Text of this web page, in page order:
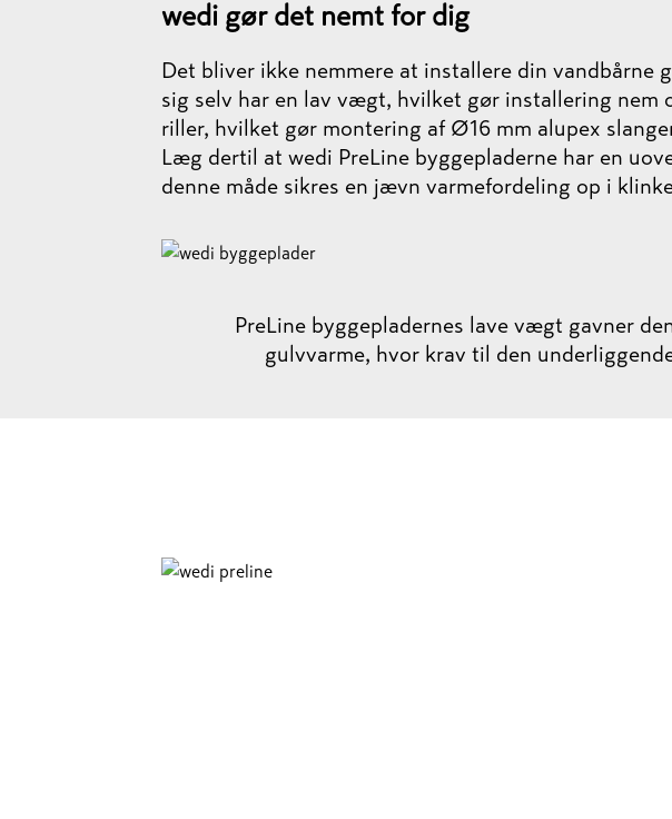
wedi gør det nemt for dig
Det bliver ikke nemmere at installere din vandbårne
sig selv har en lav vægt, hvilket gør installering nem
riller, hvilket gør montering af Ø16 mm alupex
Læg dertil at wedi PreLine byggepladerne har en
denne måde sikres en jævn varmefordeling op i
PreLine byggepladernes lave vægt gavner
gulvvarme, hvor krav til den